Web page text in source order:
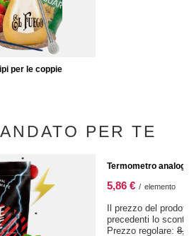
per le coppie
PER TE
Termometro
5,86 € / elemento
Il prezzo del
precedenti lo
Prezzo regolare: